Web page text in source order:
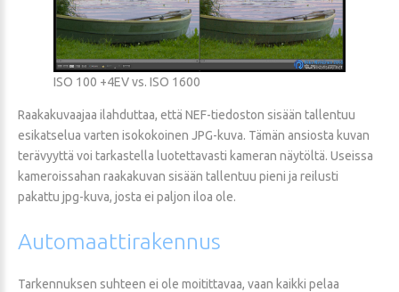
ISO 100 +4EV vs. ISO 1600
Raakakuvaajaa ilahduttaa, että NEF-tiedoston sisään tallentuu
esikatselua varten isokokoinen JPG-kuva. Tämän ansiosta kuvan
terävyyttä voi tarkastella luotettavasti kameran näytöltä. Useissa
kameroissahan raakakuvan sisään tallentuu pieni ja reilusti
pakattu jpg-kuva, josta ei paljon iloa ole.
Automaattirakennus
Tarkennuksen suhteen ei ole moitittavaa, vaan kaikki pelaa